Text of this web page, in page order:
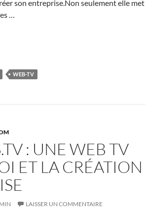
son entreprise.Non seulement elle met
…
WEB-TV
: UNE WEB TV
ET LA CRÉATION
LAISSER UN COMMENTAIRE